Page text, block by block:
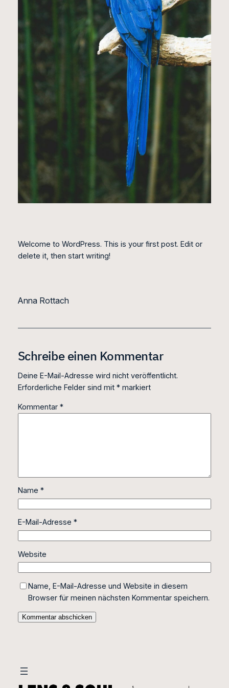
Welcome to WordPress. This is your first post. Edit or
delete it, then start writing!
Anna Rottach
Schreibe einen Kommentar
Deine E-Mail-Adresse wird nicht veröffentlicht.
Erforderliche Felder sind mit *markiert
Kommentar *
Name *
E-Mail-Adresse *
Website
Name, E-Mail-Adresse und Website in diesem
Browser für meinen nächsten Kommentar speichern.